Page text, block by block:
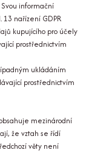
informační
13 nařízení GDPR
kupujícího pro účely
prostřednictvím
ukládáním
prostřednictvím
mezinárodní
že vztah se řídí
věty není